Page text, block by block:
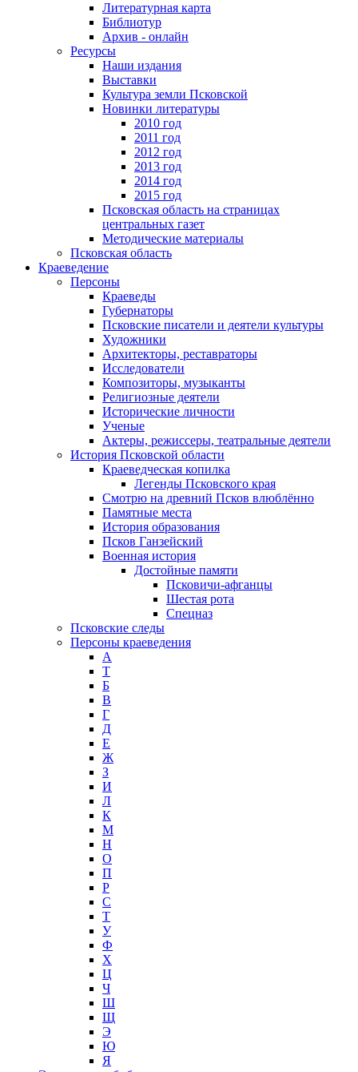
Литературная карта
Библиотур
Архив - онлайн
Ресурсы
Наши издания
Выставки
Культура земли Псковской
Новинки литературы
2010 год
2011 год
2012 год
2013 год
2014 год
2015 год
Псковская область на страницах
центральных газет
Методические материалы
Псковская область
Краеведение
Персоны
Краеведы
Губернаторы
Псковские писатели и деятели культуры
Художники
Архитекторы, реставраторы
Исследователи
Композиторы, музыканты
Религиозные деятели
Исторические личности
Ученые
Актеры, режиссеры, театральные деятели
История Псковской области
Краеведческая копилка
Легенды Псковского края
Смотрю на древний Псков влюблённо
Памятные места
История образования
Псков Ганзейский
Военная история
Достойные памяти
Псковичи-афганцы
Шестая рота
Спецназ
Псковские следы
Персоны краеведения
А
T
Б
В
Г
Д
Е
Ж
З
И
Л
К
М
Н
О
П
Р
С
Т
У
Ф
Х
Ц
Ч
Ш
Щ
Э
Ю
Я